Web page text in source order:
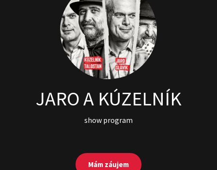
JARO A KÚZELNÍK
show program
Mám záujem